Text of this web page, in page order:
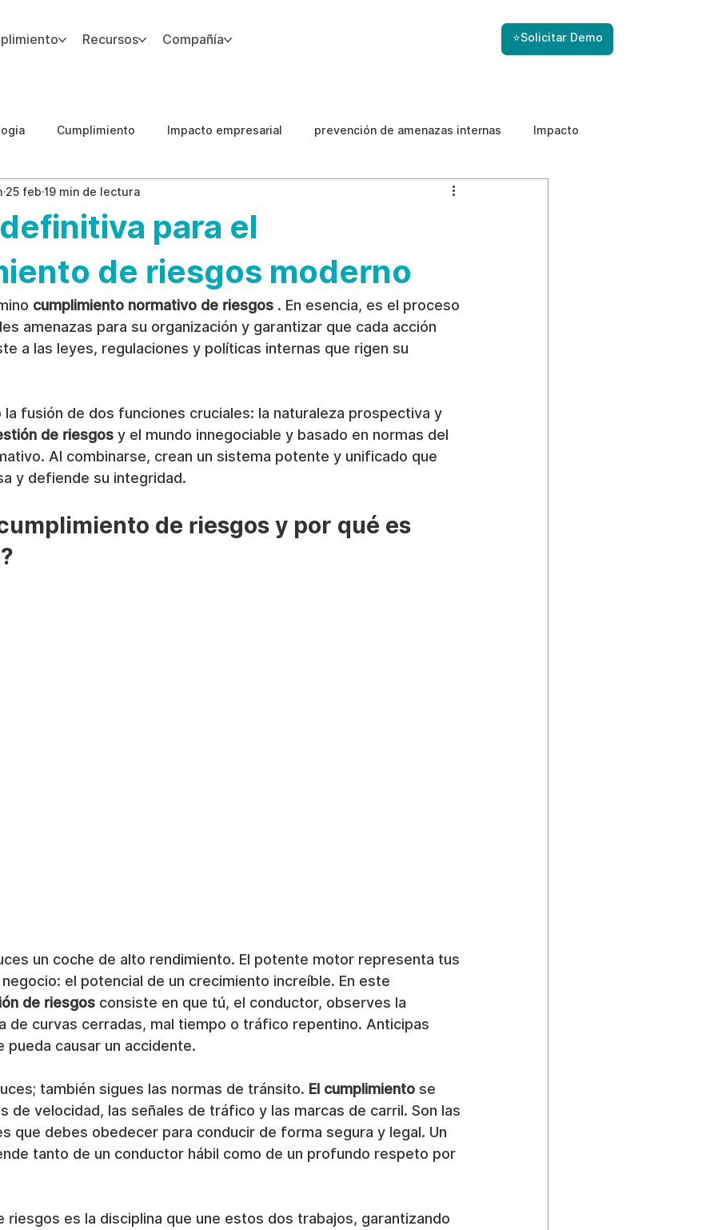
Recursos Compañía ⭐Solicitar Demo
Cumplimiento Impacto empresarial prevención de amenazas internas Impacto
IA Integridad del Capital Humano
para el
de riesgos moderno
25 feb 19 min de lectura
cumplimiento normativo de riesgos . En esencia, es el proceso
amenazas para su organización y garantizar que cada acción
a las leyes, regulaciones y políticas internas que rigen su
la fusión de dos funciones cruciales: la naturaleza prospectiva y
de riesgos y el mundo innegociable y basado en normas del
Al combinarse, crean un sistema potente y unificado que
y defiende su integridad.
de riesgos y por qué es
un coche de alto rendimiento. El potente motor representa tus
el potencial de un crecimiento increíble. En este
de riesgos consiste en que tú, el conductor, observes la
de curvas cerradas, mal tiempo o tráfico repentino. Anticipas
pueda causar un accidente.
también sigues las normas de tránsito. El cumplimiento se
de velocidad, las señales de tráfico y las marcas de carril. Son las
que debes obedecer para conducir de forma segura y legal. Un
tanto de un conductor hábil como de un profundo respeto por
riesgos es la disciplina que une estos dos trabajos, garantizando